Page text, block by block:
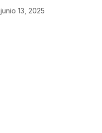
junio 13, 2025